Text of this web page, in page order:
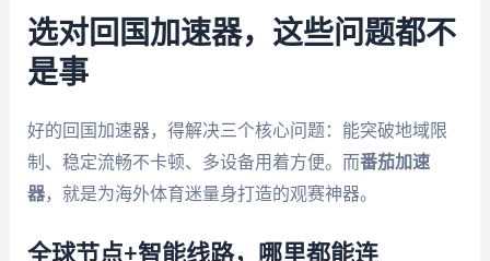
选对回国加速器，这些问题都不
是事
好的回国加速器，得解决三个核心问题：能突破地域限
制、稳定流畅不卡顿、多设备用着方便。而番茄加速
器，就是为海外体育迷量身打造的观赛神器。
全球节点+智能线路，哪里都能连